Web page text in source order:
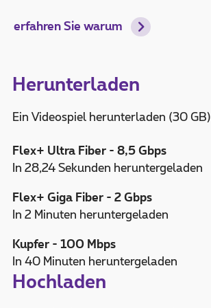
erfahren Sie warum
Herunterladen
Ein Videospiel herunterladen (30 GB)
Flex+ Ultra Fiber - 8,5 Gbps
In 28,24 Sekunden heruntergeladen
Flex+ Giga Fiber - 2 Gbps
In 2 Minuten heruntergeladen
Kupfer - 100 Mbps
In 40 Minuten heruntergeladen
Hochladen